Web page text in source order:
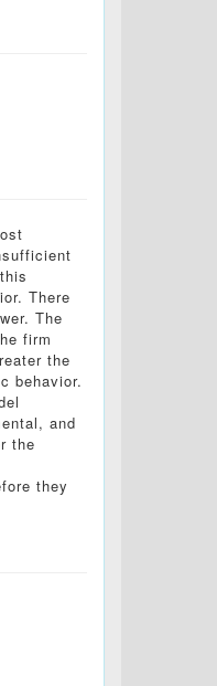
There
The
firm
the
behavior.
and
the
they